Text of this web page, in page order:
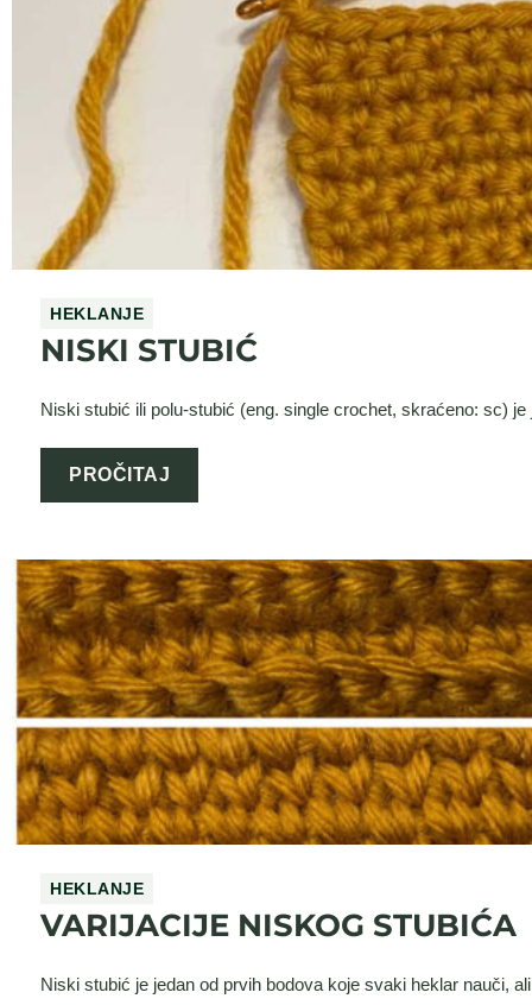
HEKLANJE
NISKI STUBIĆ
Niski stubić ili polu-stubić (eng. single crochet, skraćeno: sc)
PROČITAJ
HEKLANJE
VARIJACIJE NISKOG STUBIĆA
Niski stubić je jedan od prvih bodova koje svaki heklar nauči,